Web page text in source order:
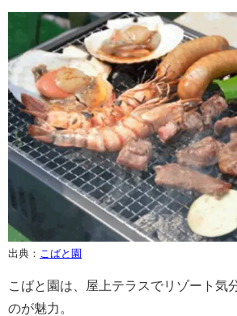
出典： こばと園
こばと園は、屋上テラスでリゾート気
のが魅力。